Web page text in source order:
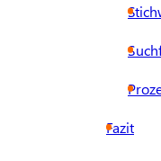
Fazit